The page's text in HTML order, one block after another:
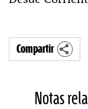
Compartir
Notas